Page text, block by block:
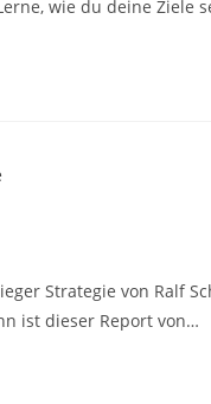
wie du deine Ziele
Strategie von Ralf
ist dieser Report von…